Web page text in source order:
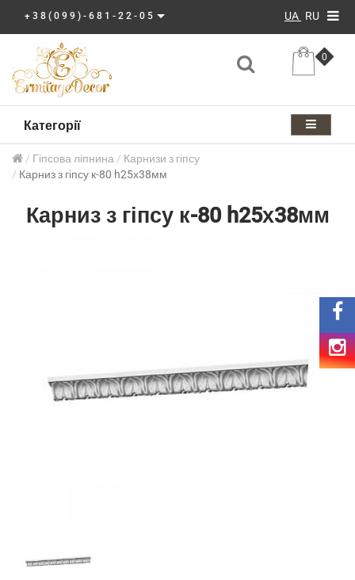
+38(099)-681-22-05 UA RU
0
Категорії
Гіпсова ліпнина
Карнизи з гіпсу
Карниз з гіпсу к-80 h25х38мм
Карниз з гіпсу к-80 h25х38мм